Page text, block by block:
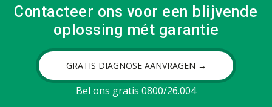
Contacteer ons voor een blijvende
oplossing mét garantie
GRATIS DIAGNOSE AANVRAGEN →
Bel ons gratis 0800/26.004